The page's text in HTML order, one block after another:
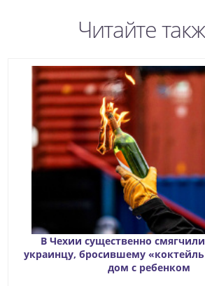
Читайте
В Чехии существенно
украинцу, бросившему
дом с ребенком